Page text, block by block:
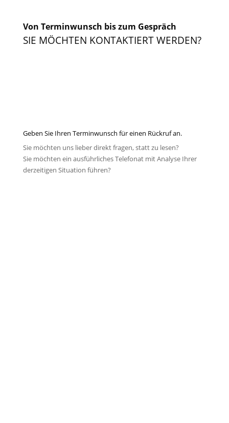
Von Terminwunsch bis zum Gespräch
SIE MÖCHTEN KONTAKTIERT WERDEN?
Geben Sie Ihren Terminwunsch für einen Rückruf an.
Sie möchten uns lieber direkt fragen, statt zu lesen?
Sie möchten ein ausführliches Telefonat mit Analyse Ihrer
derzeitigen Situation führen?